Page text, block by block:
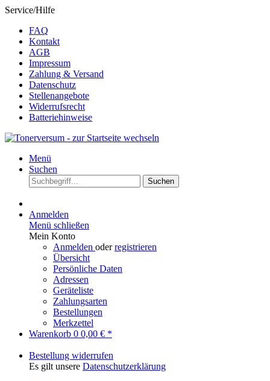
Service/Hilfe
FAQ
Kontakt
AGB
Impressum
Zahlung & Versand
Datenschutz
Stellenangebote
Widerrufsrecht
Batteriehinweise
Menü
Suchen
Suchen
Anmelden
Menü schließen
Mein Konto
Anmelden oderregistrieren
Übersicht
Persönliche Daten
Adressen
Geräteliste
Zahlungsarten
Bestellungen
Merkzettel
Warenkorb 0 0,00 € *
Bestellung widerrufen
Es gilt unsere Datenschutzerklärung